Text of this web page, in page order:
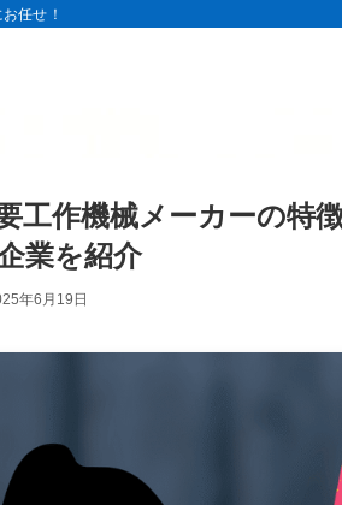
任せ！
工作機械メーカーの特
業を紹介
年6月19日